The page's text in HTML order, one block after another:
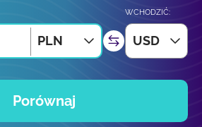
PLN
WCHODZIĆ:
USD
Porównaj